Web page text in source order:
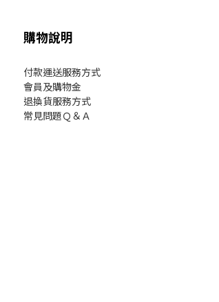
購物說明
付款運送服務方式
會員及購物金
退換貨服務方式
常見問題Ｑ＆Ａ